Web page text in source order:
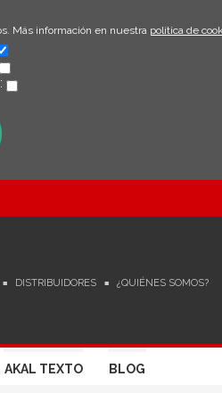
Más información en nuestra política de
DISTRIBUIDORES ¿QUIÉNES SOMOS?
AKAL TEXTO BLOG